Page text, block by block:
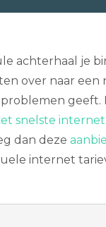
achterhaal je
over naar een
problemen
snelste
dan deze
internet